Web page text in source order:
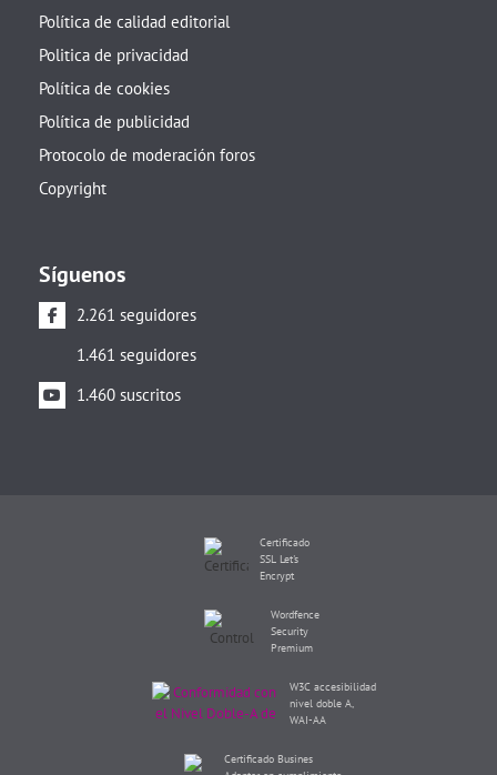
Política de calidad editorial
Politica de privacidad
Política de cookies
Política de publicidad
Protocolo de moderación foros
Copyright
Síguenos
2.261 seguidores
1.461 seguidores
1.460 suscritos
Certificado
SSL Let's
Encrypt
Wordfence
Security
Premium
W3C accesibilidad
nivel doble A,
WAI-AA
Certificado Busines